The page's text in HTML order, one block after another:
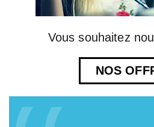
Vous souhaitez
NOS